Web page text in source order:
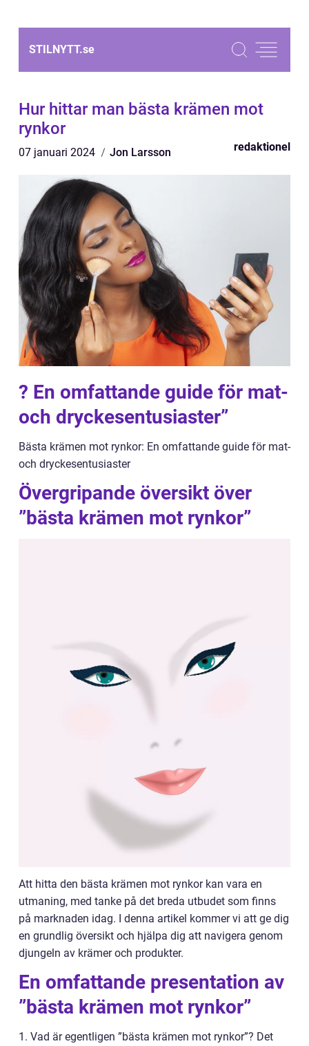
STILNYTT.se
Hur hittar man bästa krämen mot
rynkor
07 januari 2024 Jon Larsson redaktionel
? En omfattande guide för mat-
och dryckesentusiaster”
Bästa krämen mot rynkor: En omfattande guide för mat-
och dryckesentusiaster
Övergripande översikt över
”bästa krämen mot rynkor”
Att hitta den bästa krämen mot rynkor kan vara en
utmaning, med tanke på det breda utbudet som finns
på marknaden idag. I denna artikel kommer vi att ge dig
en grundlig översikt och hjälpa dig att navigera genom
djungeln av krämer och produkter.
En omfattande presentation av
”bästa krämen mot rynkor”
1. Vad är egentligen ”bästa krämen mot rynkor”? Det